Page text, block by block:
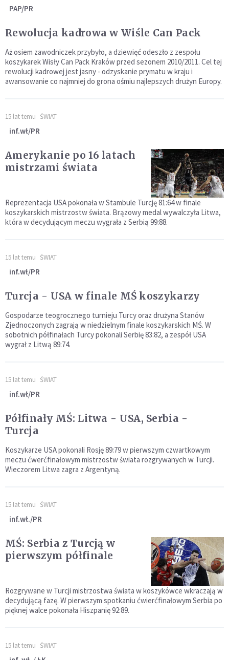
PAP/PR
Rewolucja kadrowa w Wiśle Can Pack
Aż osiem zawodniczek przybyło, a dziewięć odeszło z zespołu
koszykarek Wisły Can Pack Kraków przed sezonem 2010/2011. Cel tej
rewolucji kadrowej jest jasny - odzyskanie prymatu w kraju i
awansowanie co najmniej do grona ośmiu najlepszych drużyn Europy.
15 lat temu ŚWIAT
inf.wł/PR
Amerykanie po 16 latach
mistrzami świata
Reprezentacja USA pokonała w Stambule Turcję 81:64 w finale
koszykarskich mistrzostw świata. Brązowy medal wywalczyła Litwa,
która w decydującym meczu wygrała z Serbią 99:88.
15 lat temu ŚWIAT
inf.wł/PR
Turcja - USA w finale MŚ koszykarzy
Gospodarze teogrocznego turnieju Turcy oraz drużyna Stanów
Zjednoczonych zagrają w niedzielnym finale koszykarskich MŚ. W
sobotnich półfinałach Turcy pokonali Serbię 83:82, a zespół USA
wygrał z Litwą 89:74.
15 lat temu ŚWIAT
inf.wł/PR
Półfinały MŚ: Litwa - USA, Serbia -
Turcja
Koszykarze USA pokonali Rosję 89:79 w pierwszym czwartkowym
meczu ćwerćfinałowym mistrzostw świata rozgrywanych w Turcji.
Wieczorem Litwa zagra z Argentyną.
15 lat temu ŚWIAT
inf.wł./PR
MŚ: Serbia z Turcją w
pierwszym półfinale
Rozgrywane w Turcji mistrzostwa świata w koszykówce wkraczają w
decydującą fazę. W pierwszym spotkaniu ćwierćfinałowym Serbia po
pięknej walce pokonała Hiszpanię 92:89.
15 lat temu ŚWIAT